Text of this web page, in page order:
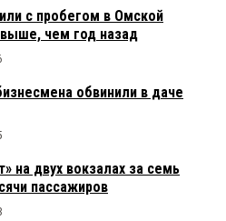
с пробегом в Омской
выше, чем год назад
обвинили в даче
на двух вокзалах за семь
пассажиров